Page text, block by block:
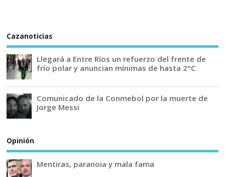
Cazanoticias
Llegará a Entre Ríos un refuerzo del frente de
frío polar y anuncian mínimas de hasta 2°C
Comunicado de la Conmebol por la muerte de
Jorge Messi
Opinión
Mentiras, paranoia y mala fama